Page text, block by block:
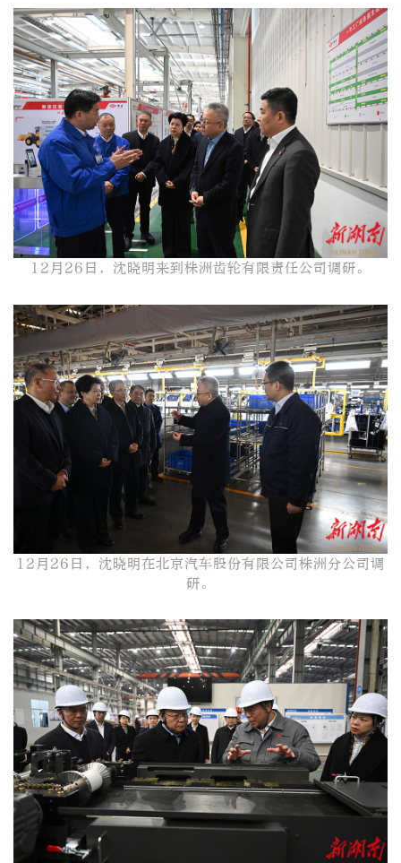
12月26日，沈晓明来到株洲齿轮有限责任公司调研。
12月26日，沈晓明在北京汽车股份有限公司株洲分公司调
研。​